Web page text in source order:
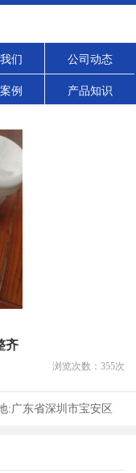
们 公司动态
例 产品知识
齐
浏览次数： 355次
:广东省深圳市宝安区